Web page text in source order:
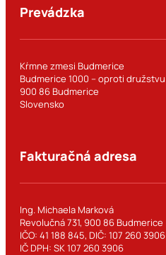
Prevádzka
Kŕmne zmesi Budmerice
Budmerice 1000 – oproti družstvu
900 86 Budmerice
Slovensko
Fakturačná adresa
Ing. Michaela Marková
Revolučná 731, 900 86 Budmerice
IČO: 41 188 845, DIČ: 107 260 3906
IČ DPH: SK 107 260 3906